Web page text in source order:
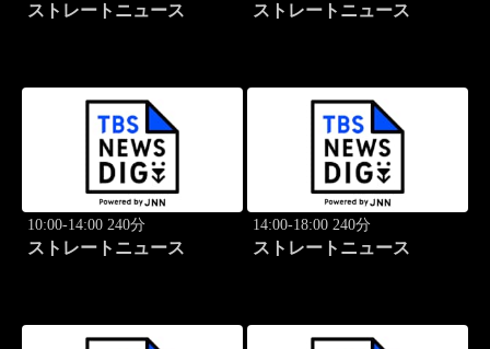
ストレートニュース ストレートニュース
10:00-14:00 240分
ストレートニュース
14:00-18:00 240分
ストレートニュース